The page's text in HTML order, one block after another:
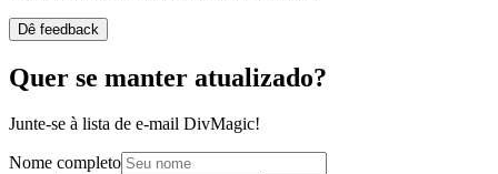
Dê feedback
Quer se manter atualizado?
Junte-se à lista de e-mail DivMagic!
Nome completo